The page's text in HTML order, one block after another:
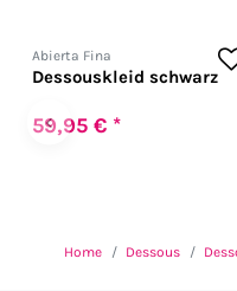
‹
Abierta Fina
Dessouskleid schwarz
59,95 € *
Home Dessous